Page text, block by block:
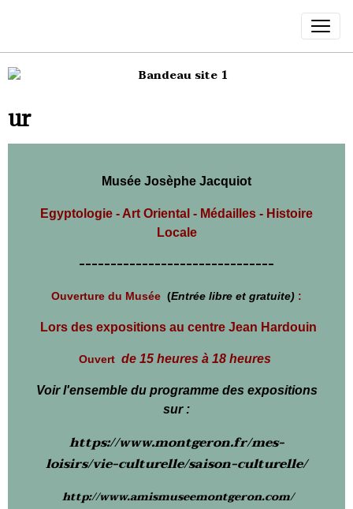
ur
Musée Josèphe Jacquiot
Egyptologie - Art Oriental - Médailles - Histoire
Locale
-------------------------------
Ouverture du Musée (Entrée libre et gratuite) :
Lors des expositions au centre Jean Hardouin
Ouvert de 15 heures à 18 heures
Voir l'ensemble du programme des expositions
sur :
https://www.montgeron.fr/mes-
loisirs/vie-culturelle/saison-culturelle/
http://www.amismuseemontgeron.com/